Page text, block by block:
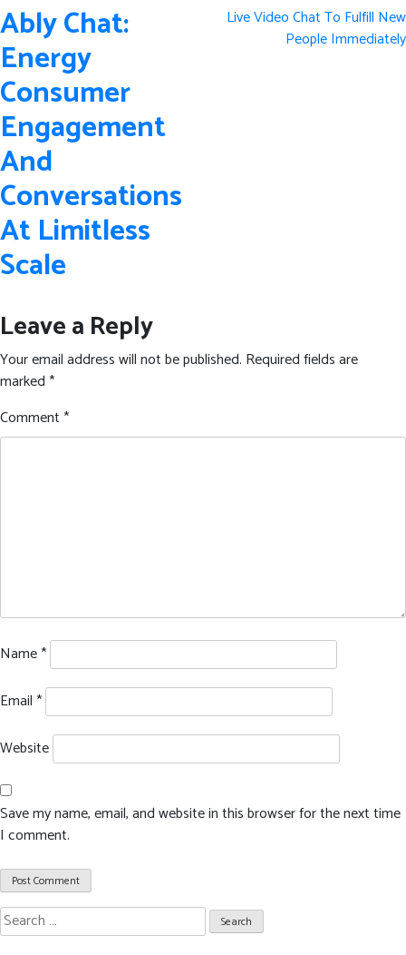
Post
navigation
Ably Chat:
Energy
Consumer
Engagement
And
Conversations
At Limitless
Scale
Live Video Chat To Fulfill New
People Immediately
Leave a Reply
Your email address will not be published. Required fields are
marked*
Comment*
Name*
Email*
Website
Save my name, email, and website in this browser for the next time
I comment.
Search
for: